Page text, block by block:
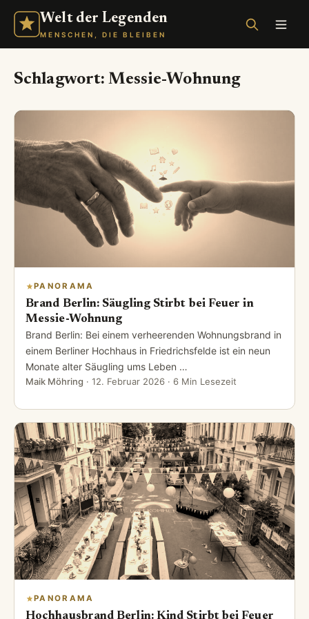
Welt der Legenden
MENSCHEN, DIE BLEIBEN
Schlagwort:Messie-Wohnung
PANORAMA
Brand Berlin: Säugling Stirbt bei Feuer in
Messie-Wohnung
Brand Berlin: Bei einem verheerenden Wohnungsbrand in
einem Berliner Hochhaus in Friedrichsfelde ist ein neun
Monate alter Säugling ums Leben …
Maik Möhring · 12. Februar 2026 · 6 Min Lesezeit
PANORAMA
Hochhausbrand Berlin: Kind Stirbt bei Feuer